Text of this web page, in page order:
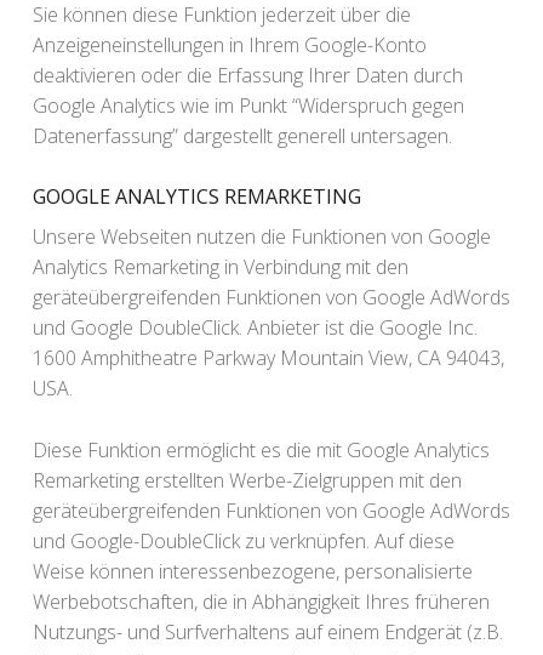
Sie können diese Funktion jederzeit über die
Anzeigeneinstellungen in Ihrem Google-Konto
deaktivieren oder die Erfassung Ihrer Daten durch
Google Analytics wie im Punkt “Widerspruch gegen
Datenerfassung” dargestellt generell untersagen.
GOOGLE ANALYTICS REMARKETING
Unsere Webseiten nutzen die Funktionen von Google
Analytics Remarketing in Verbindung mit den
geräteübergreifenden Funktionen von Google AdWords
und Google DoubleClick. Anbieter ist die Google Inc.
1600 Amphitheatre Parkway Mountain View, CA 94043,
USA.
Diese Funktion ermöglicht es die mit Google Analytics
Remarketing erstellten Werbe-Zielgruppen mit den
geräteübergreifenden Funktionen von Google AdWords
und Google-DoubleClick zu verknüpfen. Auf diese
Weise können interessenbezogene, personalisierte
Werbebotschaften, die in Abhängigkeit Ihres früheren
Nutzungs- und Surfverhaltens auf einem Endgerät (z.B.